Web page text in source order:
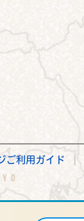
ご利用ガイド